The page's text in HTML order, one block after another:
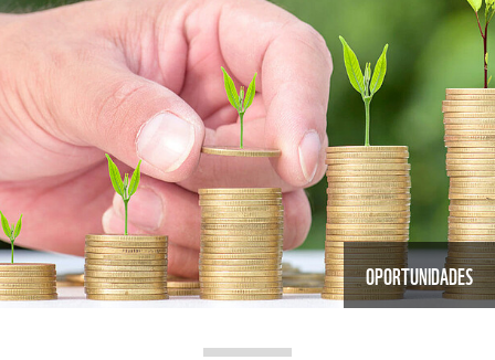
OPORTUNIDADES